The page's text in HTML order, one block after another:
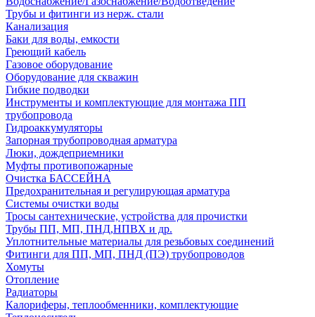
Трубы и фитинги из нерж. стали
Канализация
Баки для воды, емкости
Греющий кабель
Газовое оборудование
Оборудование для скважин
Гибкие подводки
Инструменты и комплектующие для монтажа ПП
трубопровода
Гидроаккумуляторы
Запорная трубопроводная арматура
Люки, дождеприемники
Муфты противопожарные
Очистка БАССЕЙНА
Предохранительная и регулирующая арматура
Системы очистки воды
Тросы сантехнические, устройства для прочистки
Трубы ПП, МП, ПНД,НПВХ и др.
Уплотнительные материалы для резьбовых соединений
Фитинги для ПП, МП, ПНД (ПЭ) трубопроводов
Хомуты
Отопление
Радиаторы
Калориферы, теплообменники, комплектующие